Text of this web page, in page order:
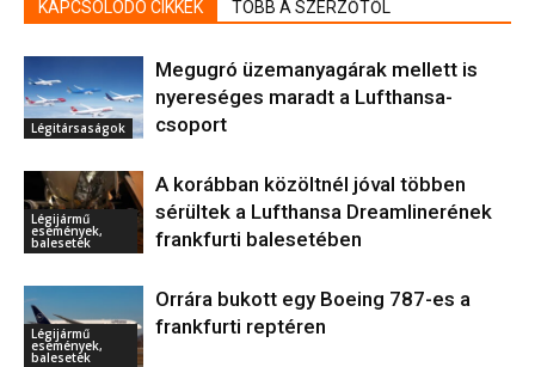
KAPCSOLÓDÓ CIKKEK TÖBB A SZERZŐTŐL
Légitársaságok
Megugró üzemanyagárak mellett is
nyereséges maradt a Lufthansa-
csoport
Légijármű
események,
balesetek
A korábban közöltnél jóval többen
sérültek a Lufthansa Dreamlinerének
frankfurti balesetében
Légijármű
események,
balesetek
Orrára bukott egy Boeing 787-es a
frankfurti reptéren